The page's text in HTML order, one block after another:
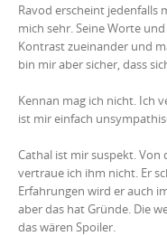
Ravod erscheint jedenfalls
mich sehr. Seine Worte
Kontrast zueinander und
bin mir aber sicher, dass
Kennan mag ich nicht. Ich
ist mir einfach
Cathal ist mir suspekt. Von
vertraue ich ihm nicht. Er
Erfahrungen wird er auch
aber das hat Gründe. Die
das wären Spoiler.